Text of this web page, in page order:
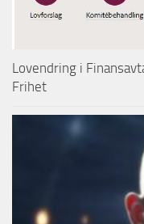
Lovendring i
Frihet